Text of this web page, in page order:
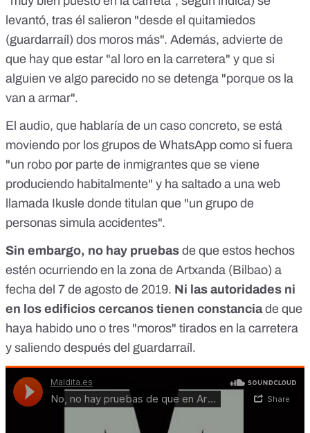
levantó, tras él salieron "desde el quitamiedos
(guardarraíl) dos moros más". Además, advierte de
que hay que estar "al loro en la carretera" y que si
alguien ve algo parecido no se detenga "porque os la
van a armar".
El audio, que hablaría de un caso concreto, se está
moviendo por los grupos de WhatsApp como si fuera
"un robo por parte de inmigrantes que se viene
produciendo habitalmente" y ha saltado a una web
llamada Ikusle donde titulan que "un grupo de
personas simula accidentes".
Sin embargo, no hay pruebas de que estos hechos
estén ocurriendo en la zona de Artxanda (Bilbao) a
fecha del 7 de agosto de 2019. Ni las autoridades ni
en los edificios cercanos tienen constanciade que
haya habido uno o tres "moros" tirados en la carretera
y saliendo después del guardarraíl.